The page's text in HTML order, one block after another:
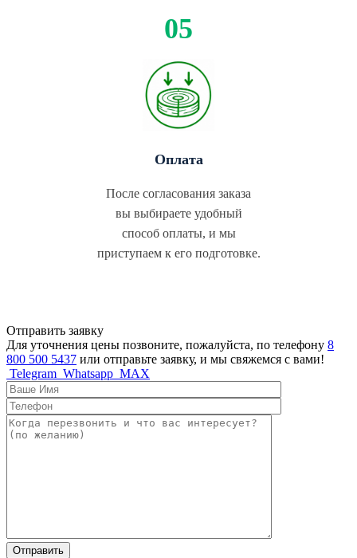
Оплата
После согласования заказа
вы выбираете удобный
способ оплаты, и мы
приступаем к его подготовке.
Отправить заявку
Для уточнения цены позвоните, пожалуйста, по телефону 8
800 500 5437 или отправьте заявку, и мы свяжемся с вами!
Telegram Whatsapp MAX
Отправить